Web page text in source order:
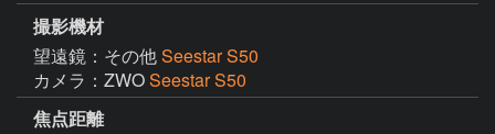
撮影機材
望遠鏡：その他Seestar S50
カメラ：ZWOSeestar S50
焦点距離